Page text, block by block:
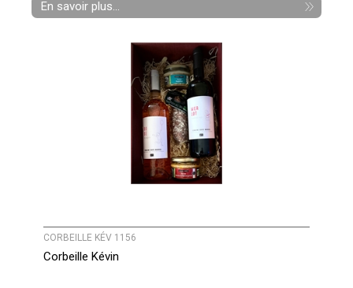
En savoir plus...
CORBEILLE KÉV 1156
Corbeille Kévin